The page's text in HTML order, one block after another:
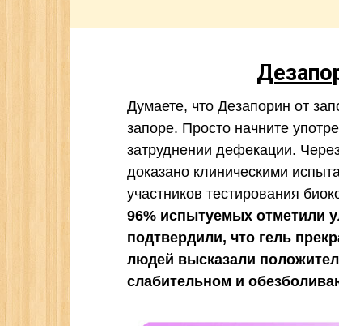
Думаете, что Дезапорин от
запоре. Просто начните
затруднении дефекации.
доказано клиническими
участников тестирования
96% испытуемых отметили
подтвердили, что гель
людей высказали
слабительном и